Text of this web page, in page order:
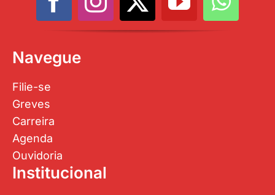
Navegue
Filie-se
Greves
Carreira
Agenda
Ouvidoria
Institucional